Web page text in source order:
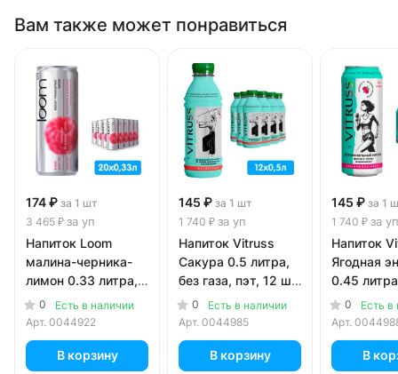
Вам также может понравиться
174 ₽ за 1 шт
3 465 ₽ за уп
Напиток Loom
малина-черника-
лимон 0.33 литра,
газ, ж/б, 20 шт. в
уп.
0
Есть в наличии
Арт. 0044922
В корзину
145 ₽ за 1 шт
1 740 ₽ за уп
Напиток Vitruss
Сакура 0.5 литра,
без газа, пэт, 12 шт.
в уп.
0
Есть в наличии
Арт. 0044985
В корзину
145 ₽ за 1
1 740 ₽ за уп
Напиток
Ягодная
0.45
б, 12 шт. в
0
Есть в
Арт.
В